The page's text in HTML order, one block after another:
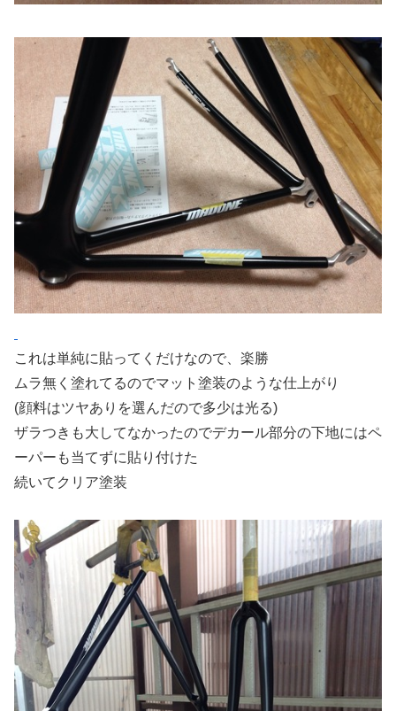
これは単純に貼ってくだけなので、楽勝
ムラ無く塗れてるのでマット塗装のような仕上がり
(顔料はツヤありを選んだので多少は光る)
ザラつきも大してなかったのでデカール部分の下地にはペ
ーパーも当てずに貼り付けた
続いてクリア塗装